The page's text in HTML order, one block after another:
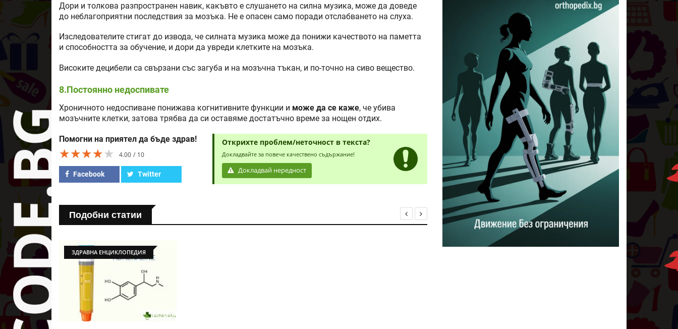
Дори и толкова разпространен навик, какъвто е слушането на силна музика, може да доведе
до неблагоприятни последствия за мозъка. Не е опасен само поради отслабването на слуха.
Изследователите стигат до извода, че силната музика може да понижи качеството на паметта
и способността за обучение, и дори да увреди клетките на мозъка.
Високите децибели са свързани със загуба и на мозъчна тъкан, и по-точно на сиво вещество.
8.Постоянно недоспивате
Хроничното недоспиване понижава когнитивните функции и може да се каже, че убива
мозъчните клетки, затова трябва да си оставяме достатъчно време за нощен отдих.
Помогни на приятел да бъде здрав!
★★★★★
★★★★★
★★★★★ 4.00 10
Facebook Twitter
Открихте проблем/неточност в текста?
Докладвайте за повече качествено съдържание!
Докладвай нередност
Подобни статии
ЗДРАВНА ЕНЦИКЛОПЕДИЯ